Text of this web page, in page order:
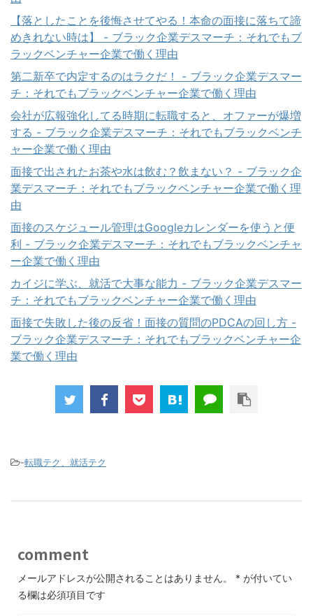
【落としたことを後悔させてやる！本命の面接に落ちて諦
めきれない時は】 - ブラック企業デスマーチ：それでもブ
ラックベンチャー企業で働く理由
第二新卒で内定するのはラクだ！ - ブラック企業デスマー
チ：それでもブラックベンチャー企業で働く理由
会社が広報強化してる時期に転職すると、オファーが爆増
する - ブラック企業デスマーチ：それでもブラックベンチ
ャー企業で働く理由
面接で出されたお茶や水は飲む？飲まない？ - ブラック企
業デスマーチ：それでもブラックベンチャー企業で働く理
由
面接のスケジュール管理はGoogleカレンダーを使うと便
利 - ブラック企業デスマーチ：それでもブラックベンチャ
ー企業で働く理由
カイジに学ぶ、就活で大事な能力 - ブラック企業デスマー
チ：それでもブラックベンチャー企業で働く理由
面接で失敗した後の反省！面接の質問のPDCAの回し方 -
ブラック企業デスマーチ：それでもブラックベンチャー企
業で働く理由
-転職テク、就活テク
comment
メールアドレスが公開されることはありません。 * が付いてい
る欄は必須項目です